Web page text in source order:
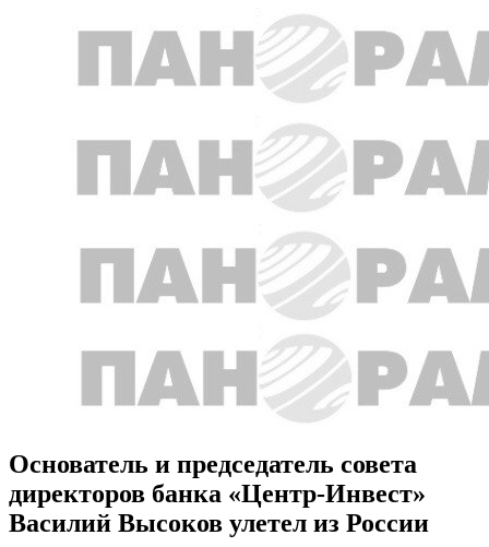
Основатель и председатель совета
директоров банка «Центр-Инвест»
Василий Высоков улетел из России